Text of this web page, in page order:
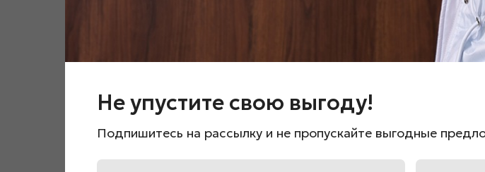
Не упустите свою выгоду!
Подпишитесь на рассылку и не пропускайте выгодные